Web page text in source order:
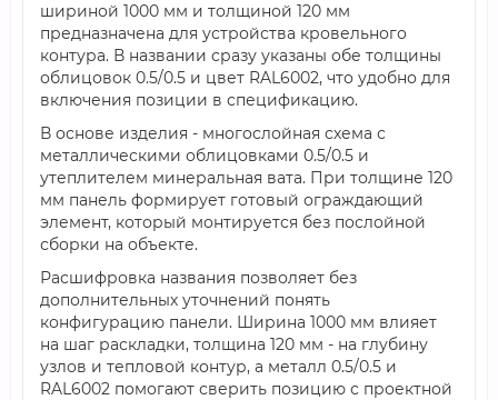
шириной 1000 мм и толщиной 120 мм
предназначена для устройства кровельного
контура. В названии сразу указаны обе толщины
облицовок 0.5/0.5 и цвет RAL6002, что удобно для
включения позиции в спецификацию.
В основе изделия - многослойная схема с
металлическими облицовками 0.5/0.5 и
утеплителем минеральная вата. При толщине 120
мм панель формирует готовый ограждающий
элемент, который монтируется без послойной
сборки на объекте.
Расшифровка названия позволяет без
дополнительных уточнений понять
конфигурацию панели. Ширина 1000 мм влияет
на шаг раскладки, толщина 120 мм - на глубину
узлов и тепловой контур, а металл 0.5/0.5 и
RAL6002 помогают сверить позицию с проектной